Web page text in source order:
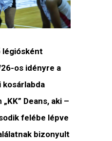
légiósként
os idényre a
kosárlabda
Deans, aki –
felébe lépve
bizonyult